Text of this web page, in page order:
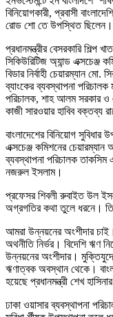
বিনিয়োগকারী, প্রবাসী
রোড শো তে উপস্থিত ছিলেন।
প্রধানমন্ত্রীর বেসরকারি শিল্প
সিকিউরিটিজ অ্যান্ড এক্সচেঞ্জ
বিডার নির্বাহী চেয়ারম্যান
ব্যাংকের ব্যবস্থাপনা
পরিচালক, শাহ আলম সরকার ও
কাজী সারওয়ার হাবিব বক্তব্য
বাংলাদেশের বিনিয়োগ সুবিধার
এক্সচেঞ্জ কমিশনের
ব্যবস্থাপনা পরিচালক তাকসিম
নজরুল ইসলাম।
প্রফেসর শিবলী রুবাইত উল
অগ্রগতির কথা তুলে ধরনে।
আমরা উন্নয়নের অংশীদার
অথনীতি নির্ভর। বিদেশি ঋণ
উন্নয়নের অংশীদার।
ঋণাত্বক অবস্থান থেকে।
হয়েছে প্রধানমন্ত্রী শেখ
ঢাকা ওয়াসার ব্যবস্থাপনা